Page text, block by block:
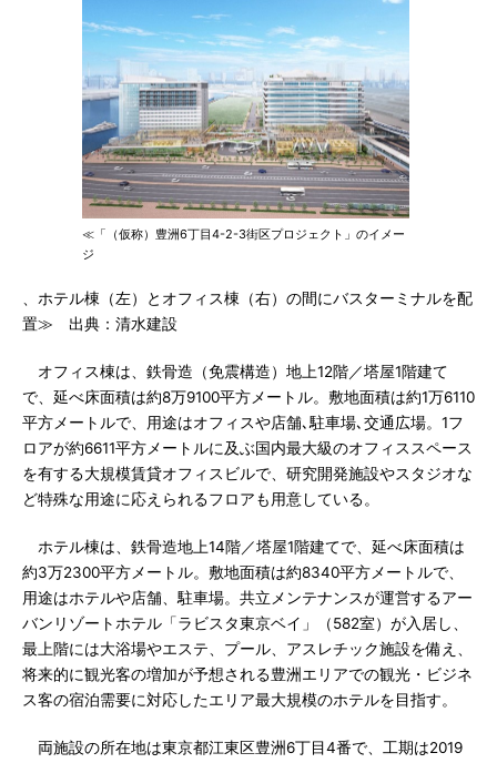
≪「（仮称）豊洲6丁目4-2-3街区プロジェクト」のイメー
ジ
、ホテル棟（左）とオフィス棟（右）の間にバスターミナルを配
置≫ 出典：清水建設
オフィス棟は、鉄骨造（免震構造）地上12階／塔屋1階建て
で、延べ床面積は約8万9100平方メートル。敷地面積は約1万6110
平方メートルで、用途はオフィスや店舗､駐車場､交通広場。1フ
ロアが約6611平方メートルに及ぶ国内最大級のオフィススペース
を有する大規模賃貸オフィスビルで、研究開発施設やスタジオな
ど特殊な用途に応えられるフロアも用意している。
ホテル棟は、鉄骨造地上14階／塔屋1階建てで、延べ床面積は
約3万2300平方メートル。敷地面積は約8340平方メートルで、
用途はホテルや店舗、駐車場。共立メンテナンスが運営するアー
バンリゾートホテル「ラビスタ東京ベイ」（582室）が入居し、
最上階には大浴場やエステ、プール、アスレチック施設を備え、
将来的に観光客の増加が予想される豊洲エリアでの観光・ビジネ
ス客の宿泊需要に対応したエリア最大規模のホテルを目指す。
両施設の所在地は東京都江東区豊洲6丁目4番で、工期は2019